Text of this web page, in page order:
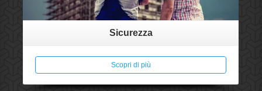
Sicurezza
Scopri di più